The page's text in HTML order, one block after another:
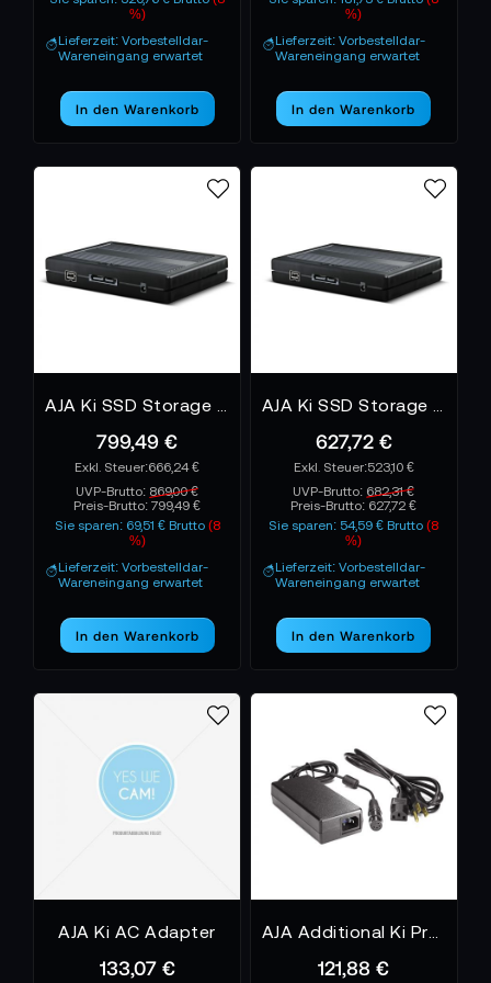
%)
Lieferzeit: Vorbestelldar-
Wareneingang erwartet
In den Warenkorb
%)
Lieferzeit: Vorbestelldar-
Wareneingang erwartet
In den Warenkorb
799,49 €
666,24 €
UVP-Brutto: 869,00 €
Preis-Brutto:799,49 €
Sie sparen: 69,51 € Brutto (8
%)
Lieferzeit: Vorbestelldar-
Wareneingang erwartet
In den Warenkorb
627,72 €
523,10 €
UVP-Brutto: 682,31 €
Preis-Brutto: 627,72 €
Sie sparen: 54,59 € Brutto(8
%)
Lieferzeit: Vorbestelldar-
Wareneingang erwartet
In den Warenkorb
AJA Ki AC Adapter
133,07 € 121,88 €